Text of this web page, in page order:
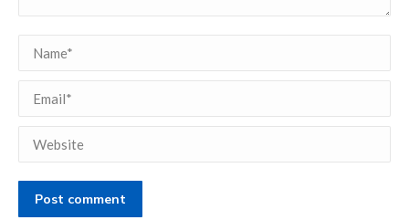
Name *
Email *
Website
Post comment